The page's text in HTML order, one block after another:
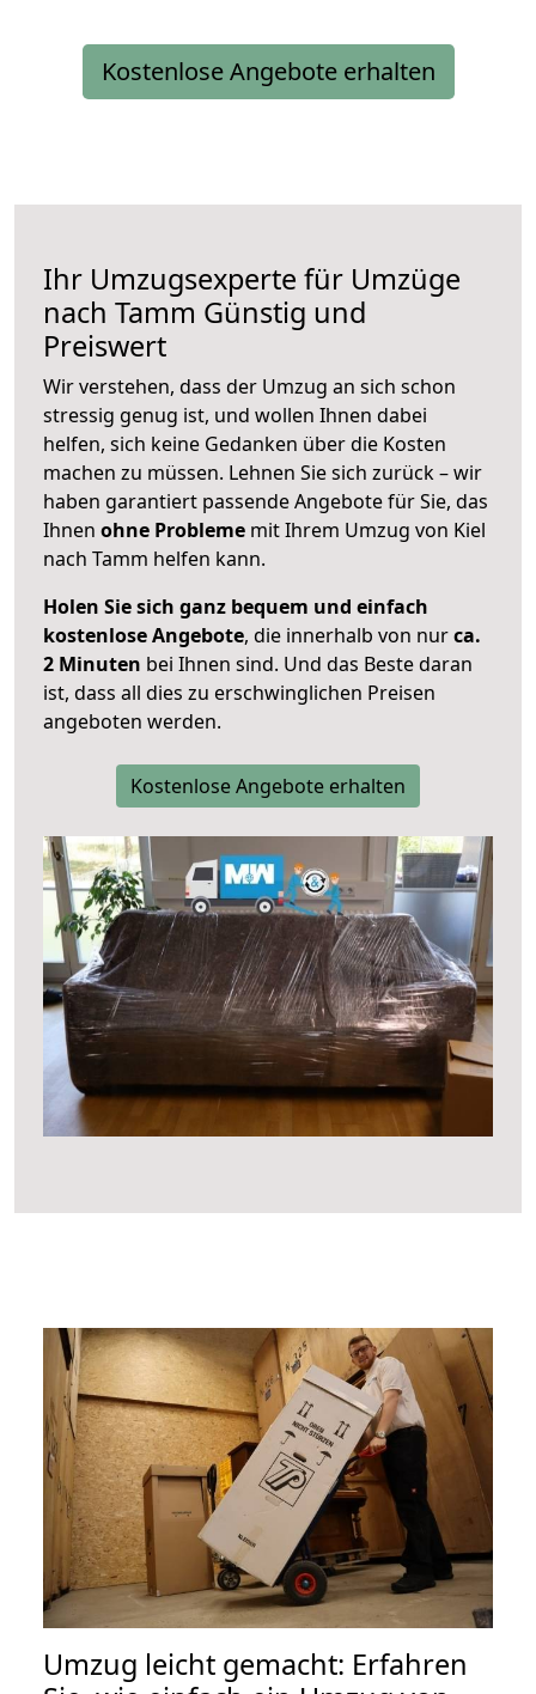
Kostenlose Angebote erhalten
Ihr Umzugsexperte für Umzüge
nach Tamm Günstig und
Preiswert
Wir verstehen, dass der Umzug an sich schon
stressig genug ist, und wollen Ihnen dabei
helfen, sich keine Gedanken über die Kosten
machen zu müssen. Lehnen Sie sich zurück – wir
haben garantiert passende Angebote für Sie, das
Ihnen ohne Probleme mit Ihrem Umzug von Kiel
nach Tamm helfen kann.
Holen Sie sich ganz bequem und einfach
kostenlose Angebote, die innerhalb von nurca.
2 Minuten bei Ihnen sind. Und das Beste daran
ist, dass all dies zu erschwinglichen Preisen
angeboten werden.
Kostenlose Angebote erhalten
Umzug leicht gemacht: Erfahren